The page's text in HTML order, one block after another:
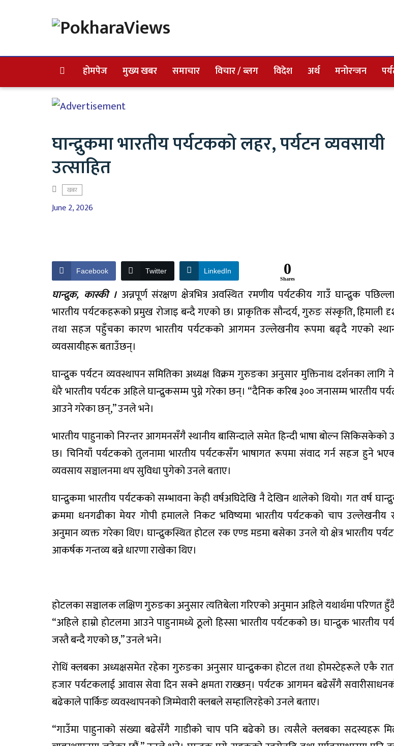
होमपेज मुख्य खबर समाचार विचार / ब्लग विदेश अर्थ मनोरन्जन
घान्द्रुकमा भारतीय पर्यटकको लहर, पर्यटन व्यवसायी
उत्साहित
खबर
June 2, 2026
Facebook Twitter LinkedIn 0
Shares
घान्द्रुक, कास्की । अन्नपूर्ण संरक्षण क्षेत्रभित्र अवस्थित रमणीय पर्यटकीय गाउँ घान्द्रुक
भारतीय पर्यटकहरूको प्रमुख रोजाइ बन्दै गएको छ। प्राकृतिक सौन्दर्य, गुरुङ संस्कृति, हिमाली
तथा सहज पहुँचका कारण भारतीय पर्यटकको आगमन उल्लेखनीय रूपमा बढ्दै गएको
व्यवसायीहरू बताउँछन्।
घान्द्रुक पर्यटन व्यवस्थापन समितिका अध्यक्ष विक्रम गुरुङका अनुसार मुक्तिनाथ दर्शनका
धेरै भारतीय पर्यटक अहिले घान्द्रुकसम्म पुग्ने गरेका छन्। “दैनिक करिब ३०० जनासम्म भारतीय
आउने गरेका छन्,” उनले भने।
भारतीय पाहुनाको निरन्तर आगमनसँगै स्थानीय बासिन्दाले समेत हिन्दी भाषा बोल्न सिकिसकेको
छ। चिनियाँ पर्यटकको तुलनामा भारतीय पर्यटकसँग भाषागत रूपमा संवाद गर्न सहज हुने
व्यवसाय सञ्चालनमा थप सुविधा पुगेको उनले बताए।
घान्द्रुकमा भारतीय पर्यटकको सम्भावना केही वर्षअघिदेखि नै देखिन थालेको थियो। गत वर्ष
क्रममा धनगढीका मेयर गोपी हमालले निकट भविष्यमा भारतीय पर्यटकको चाप
अनुमान व्यक्त गरेका थिए। घान्द्रुकस्थित होटल रक एण्ड मडमा बसेका उनले यो क्षेत्र भारतीय
आकर्षक गन्तव्य बन्ने धारणा राखेका थिए।
होटलका सञ्चालक लक्षिण गुरुङका अनुसार त्यतिबेला गरिएको अनुमान अहिले यथार्थमा परिणत
“अहिले हाम्रो होटलमा आउने पाहुनामध्ये ठूलो हिस्सा भारतीय पर्यटकको छ। घान्द्रुक भारतीय
जस्तै बन्दै गएको छ,” उनले भने।
रोधिं क्लबका अध्यक्षसमेत रहेका गुरुङका अनुसार घान्द्रुकका होटल तथा होमस्टेहरूले एकै
हजार पर्यटकलाई आवास सेवा दिन सक्ने क्षमता राख्छन्। पर्यटक आगमन बढेसँगै
बढेकाले पार्किङ व्यवस्थापनको जिम्मेवारी क्लबले सम्हालिरहेको उनले बताए।
“गाउँमा पाहुनाको संख्या बढेसँगै गाडीको चाप पनि बढेको छ। त्यसैले क्लबका सदस्यहरू